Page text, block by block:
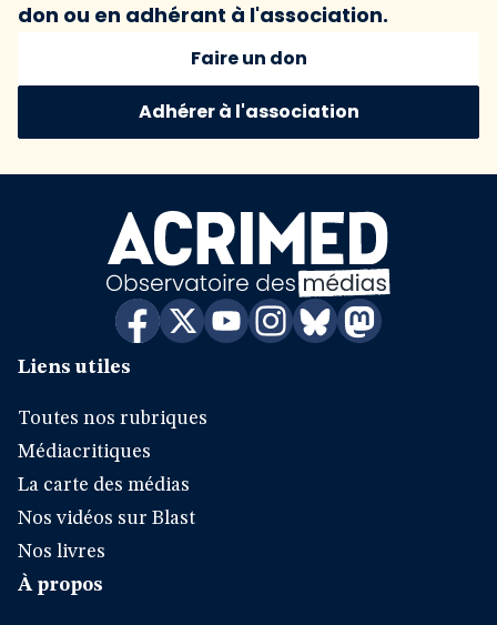
don ou en adhérant à l'association.
Faire un don
Adhérer à l'association
Liens utiles
Toutes nos rubriques
Médiacritiques
La carte des médias
Nos vidéos sur Blast
Nos livres
À propos